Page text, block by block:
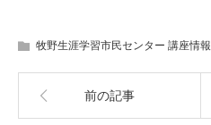
牧野生涯学習市民センター 講座情報
前の記事